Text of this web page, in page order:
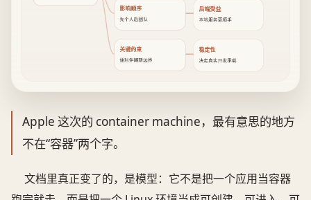
影响顺序
先个人后团队
后端受益
本地服务更顺手
关键约束
便利伴随新边界
稳定性
决定真实开发承载
Apple 这次的 container machine，最有意思的地方
不在“容器”两个字。
文档里真正变了的，是模型：它不是把一个应用当容器